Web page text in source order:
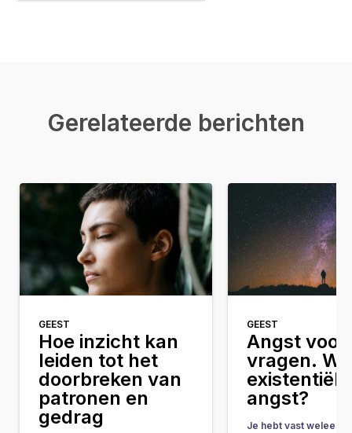
Gerelateerde berichten
GEEST
Hoe inzicht kan
leiden tot het
doorbreken van
patronen en
gedrag
GEEST
Angst voor
vragen.
existentiële
angst?
Je hebt vast weleens